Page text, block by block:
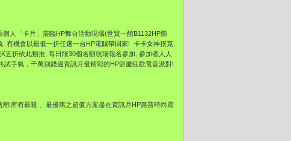
人「卡片」蒞臨HP舞台活動現場(世貿一館B1132HP攤
有機會以最低一折任選一台HP電腦帶回家! 卡卡女神撲克
折依此類推; 每日限30個名額現場報名參加, 參加者人人
手氣，千萬別錯過資訊月最精彩的HP節慶狂歡電音派對!
!所有最殺 、最優惠之超值方案盡在資訊月HP惠普時尚震